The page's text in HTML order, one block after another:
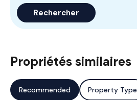
Rechercher
Propriétés similaires
Recommended Property Type